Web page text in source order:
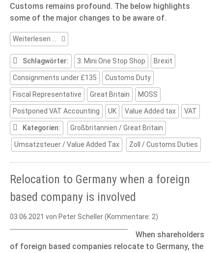
Customs remains profound. The below highlights
some of the major changes to be aware of.
Weiterlesen … Brexit
Update
–
six
months
on
Schlagwörter: 3. Mini One Stop Shop Brexit
Consignments under £135 Customs Duty
Fiscal Representative Great Britain MOSS
Postponed VAT Accounting UK Value Added tax VAT
Kategorien: Großbritannien / Great Britain
Umsatzsteuer / Value Added Tax Zoll / Customs Duties
Relocation to Germany when a foreign
based company is involved
03.06.2021 von Peter Scheller (Kommentare: 2)
When shareholders
of foreign based companies relocate to Germany, the